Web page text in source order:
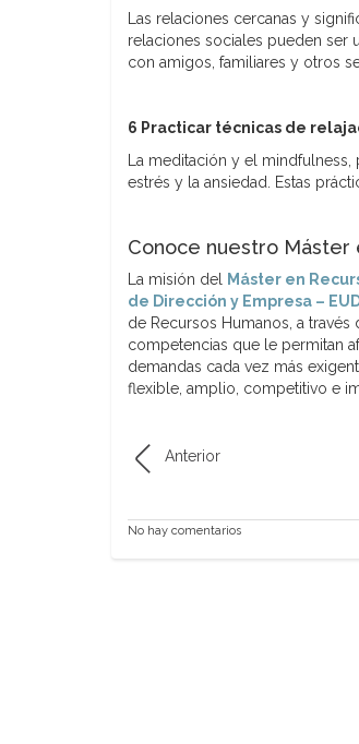
Las relaciones cercanas y
relaciones sociales pueden ser
con amigos, familiares y otros
6 Practicar técnicas de
La meditación y el
estrés y la ansiedad. Estas
Conoce nuestro Máster
La misión del Máster en
de Dirección y Empresa –
de Recursos Humanos, a
competencias que le permitan
demandas cada vez más
flexible, amplio, competitivo e
Anterior
No hay comentarios